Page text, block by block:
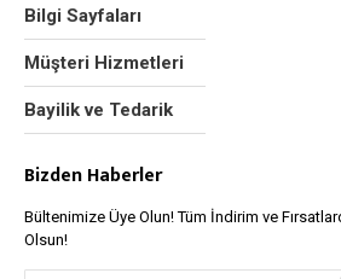
Bilgi Sayfaları
Müşteri Hizmetleri
Bayilik ve Tedarik
Bizden Haberler
Bültenimize Üye Olun! Tüm İndirim ve
Olsun!